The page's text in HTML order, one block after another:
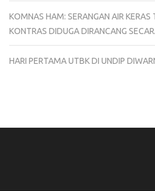
KOMNAS HAM: SERANGAN AIR KERAS
KONTRAS DIDUGA DIRANCANG
HARI PERTAMA UTBK DI UNDIP